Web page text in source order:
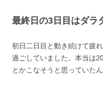
最終日の3日目はダラ
初日二日目と動き続けて疲
過ごしていました。本当は
とかこなそうと思っていた